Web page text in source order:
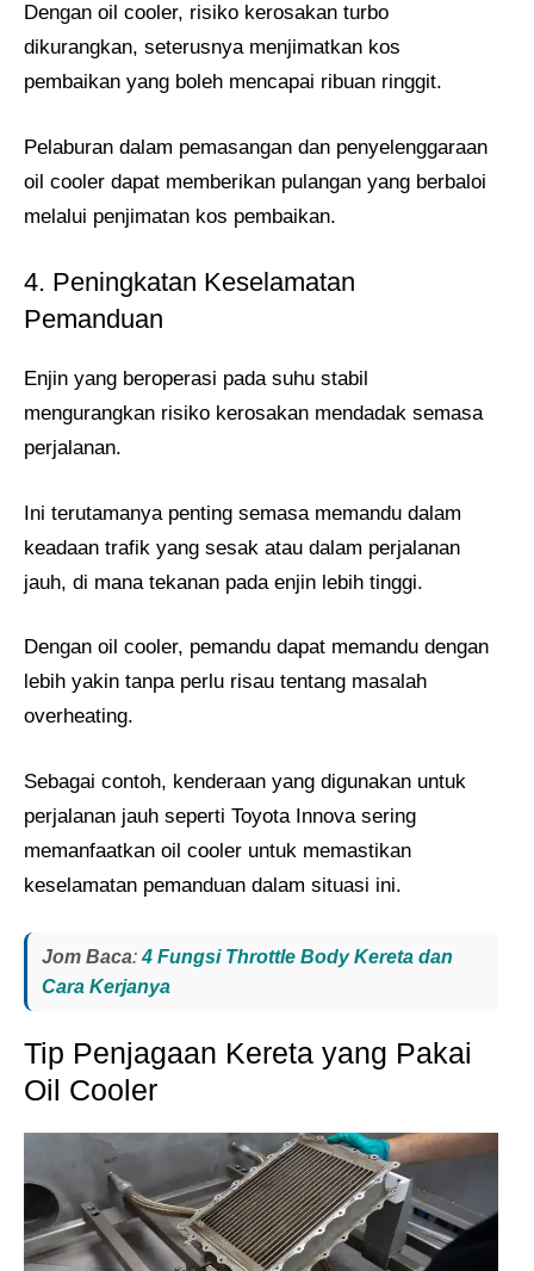
Dengan oil cooler, risiko kerosakan turbo
dikurangkan, seterusnya menjimatkan kos
pembaikan yang boleh mencapai ribuan ringgit.
Pelaburan dalam pemasangan dan penyelenggaraan
oil cooler dapat memberikan pulangan yang berbaloi
melalui penjimatan kos pembaikan.
4. Peningkatan Keselamatan
Pemanduan
Enjin yang beroperasi pada suhu stabil
mengurangkan risiko kerosakan mendadak semasa
perjalanan.
Ini terutamanya penting semasa memandu dalam
keadaan trafik yang sesak atau dalam perjalanan
jauh, di mana tekanan pada enjin lebih tinggi.
Dengan oil cooler, pemandu dapat memandu dengan
lebih yakin tanpa perlu risau tentang masalah
overheating.
Sebagai contoh, kenderaan yang digunakan untuk
perjalanan jauh seperti Toyota Innova sering
memanfaatkan oil cooler untuk memastikan
keselamatan pemanduan dalam situasi ini.
Jom Baca:4 Fungsi Throttle Body Kereta dan
Cara Kerjanya
Tip Penjagaan Kereta yang Pakai
Oil Cooler